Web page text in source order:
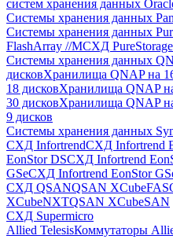
систем хранения данных
Системы хранения данных
Системы хранения данных
FlashArray //MСХД
Системы хранения данных
дисковХранилища QNAP на
18 дисковХранилища QNAP
30 дисковХранилища QNAP
9 дисков
Системы хранения данных
СХД InfortrendСХД Infortrend
EonStor DSСХД Infortrend
GSeСХД Infortrend EonStor
СХД QSANQSAN XCubeFAS
XCubeNXTQSAN XCubeSAN
СХД Supermicro
Allied TelesisКоммутаторы